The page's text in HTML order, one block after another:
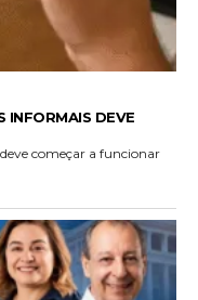
INFORMAIS DEVE
começar a funcionar